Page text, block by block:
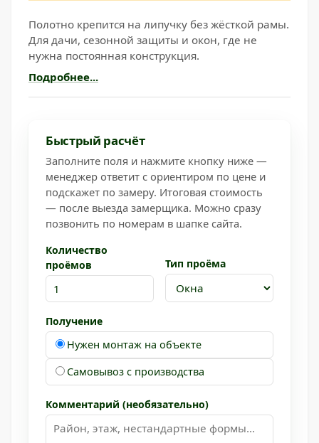
Полотно крепится на липучку без жёсткой рамы.
Для дачи, сезонной защиты и окон, где не
нужна постоянная конструкция.
Подробнее...
Быстрый расчёт
Заполните поля и нажмите кнопку ниже —
менеджер ответит с ориентиром по цене и
подскажет по замеру. Итоговая стоимость
— после выезда замерщика. Можно сразу
позвонить по номерам в шапке сайта.
Количество
проёмов
Тип проёма
Получение
Нужен монтаж на объекте
Самовывоз с производства
Комментарий (необязательно)